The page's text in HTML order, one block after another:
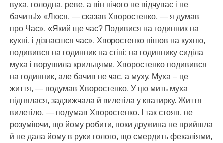
вуха, голодна, реве, а він нічого не відчуває і не
бачить!» «Люся, — сказав Хворостенко, — я думав
про Час». «Який ще час? Подивися на годинник на
кухні, і дізнаєшся час». Хворостенко пішов на кухню,
подивився на годинник на стіні; на годиннику сиділа
муха і ворушила крильцями. Хворостенко подивився
на годинник, але бачив не час, а муху. Муха – це
життя, — подумав Хворостенко. У цю мить муха
піднялася, задзижчала й вилетіла у кватирку. Життя
вилетіло, — подумав Хворостенко. І так стояв, не
розуміючи, що йому робити, поки дружина не прийшла
й не дала йому в руки голого, що смердить фекаліями,